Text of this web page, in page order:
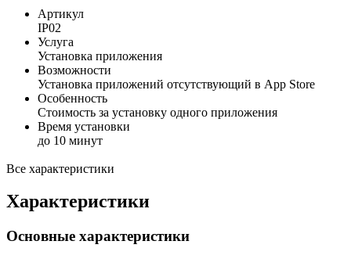
Артикул
IP02
Услуга
Установка приложения
Возможности
Установка приложений отсутствующий в App Store
Особенность
Стоимость за установку одного приложения
Время установки
до 10 минут
Все характеристики
Характеристики
Основные характеристики